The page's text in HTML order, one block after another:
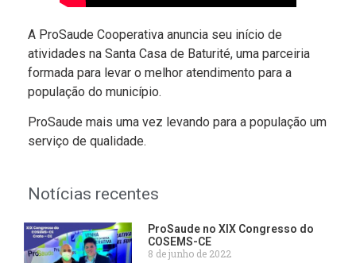
A ProSaude Cooperativa anuncia seu início de
atividades na Santa Casa de Baturité, uma parceiria
formada para levar o melhor atendimento para a
população do município.
ProSaude mais uma vez levando para a população um
serviço de qualidade.
Notícias recentes
ProSaude no XIX Congresso do
COSEMS-CE
8 de junho de 2022